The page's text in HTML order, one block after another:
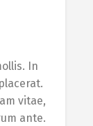
In
vitae,
ante.